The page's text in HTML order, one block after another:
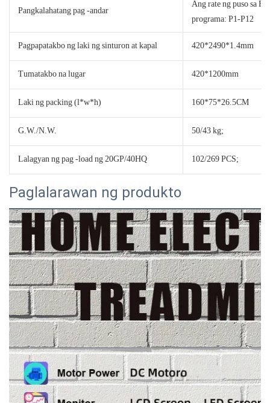
Pangkalahatang pag -andar
Ang rate ng puso sa
programa: P1-P12
Pagpapatakbo ng laki ng sinturon at kapal 420*2490*1.4mm
Tumatakbo na lugar 420*1200mm
Laki ng packing (l*w*h) 160*75*26.5CM
G.W./N.W. 50/43 kg;
Lalagyan ng pag -load ng 20GP/40HQ 102/269 PCS;
Paglalarawan ng produkto